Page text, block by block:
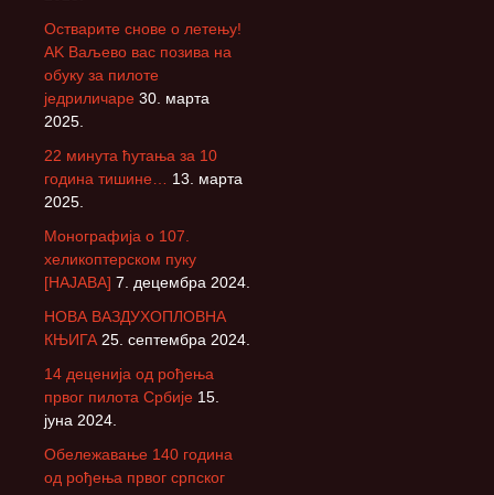
Остварите снове о летењу!
АK Ваљево вас позива на
обуку за пилоте
једриличаре 30. марта
2025.
22 минута ћутања за 10
година тишине…
13. марта
2025.
Монографија о 107.
хеликоптерском пуку
[НАЈАВА] 7. децембра 2024.
НОВА ВАЗДУХОПЛОВНА
КЊИГА 25. септембра 2024.
14 деценија од рођења
првог пилота Србије 15.
јуна 2024.
Обележавање 140 година
од рођења првог српског